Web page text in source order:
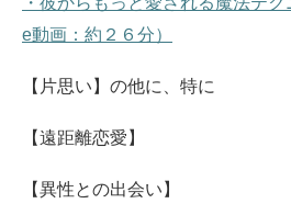
e動画：約２６分）
【片思い】の他に、特に
【遠距離恋愛】
【異性との出会い】